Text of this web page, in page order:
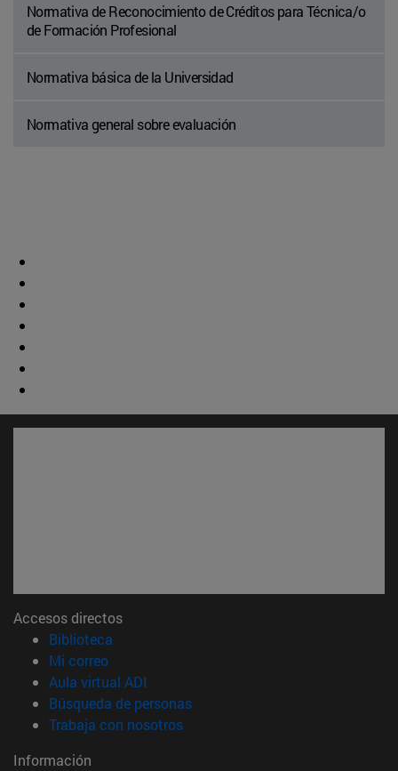
Normativa de Reconocimiento de Créditos para Técnica/o
de Formación Profesional
Normativa básica de la Universidad
Normativa general sobre evaluación
Accesos directos
Biblioteca
Mi correo(abre en nueva ventana)
Aula virtual ADI
Búsqueda de personas(abre en nueva ventana)
Trabaja con nosotros(abre en nueva ventana)
Información